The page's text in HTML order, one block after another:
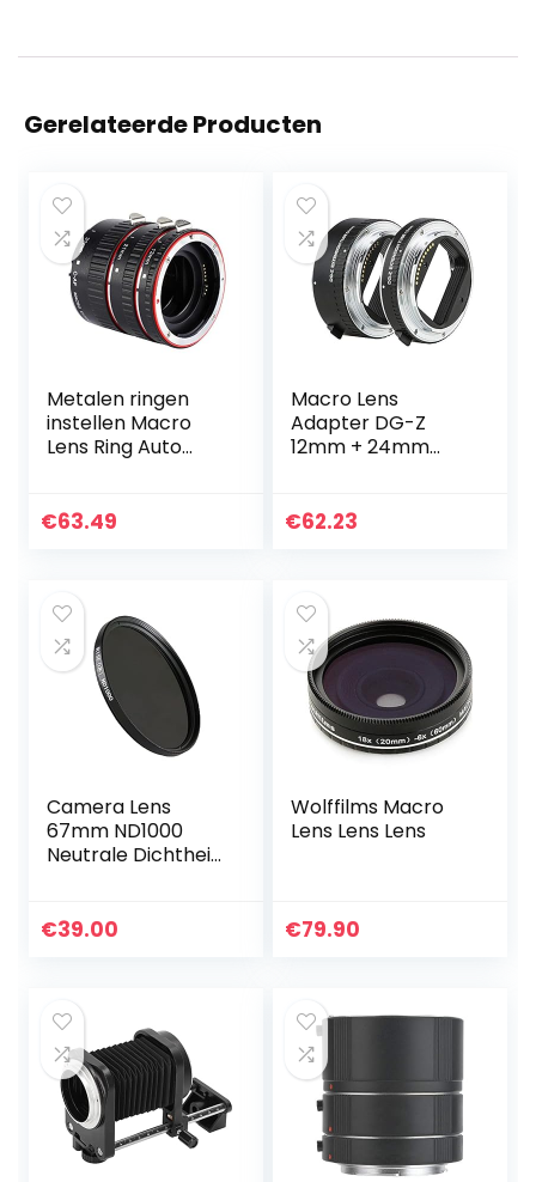
Gerelateerde Producten
Metalen ringen
instellen Macro
Lens Ring Auto
€63.49
Macro Lens
Adapter DG-Z
12mm + 24mm
Automatische
Mount…
€62.23
Camera Lens
67mm ND1000
Neutrale Dichtheid
smc FA 645
€39.00
Wolffilms Macro
Lens Lens Lens
€79.90